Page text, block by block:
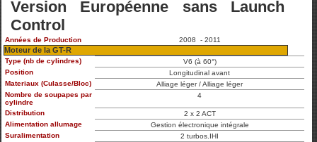
Version Européenne sans Launch
Control
Années de Production 2008 - 2011
Moteur de la GT-R
Type (nb de cylindres)
V6 (à 60°)
Position
Longitudinal avant
Materiaux (Culasse/Bloc)
Alliage léger / Alliage léger
Nombre de soupapes par
cylindre
4
Distribution
2 x 2 ACT
Alimentation allumage
Gestion électronique intégrale
Suralimentation
2 turbos.IHI